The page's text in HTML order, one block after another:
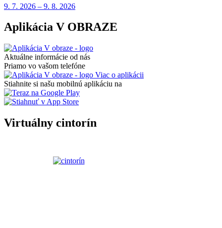
9. 7. 2026 – 9. 8. 2026
Aplikácia V OBRAZE
Aktuálne informácie od nás
Priamo vo vašom telefóne
Viac o aplikácii
Stiahnite si našu mobilnú aplikáciu na
Virtuálny cintorín